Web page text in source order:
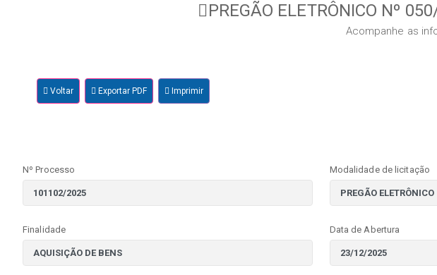
PREGÃO ELETRÔNICO Nº
Acompanhe as
Voltar Exportar PDF Imprimir
Nº Processo Modalidade de licitação
Finalidade Data de Abertura